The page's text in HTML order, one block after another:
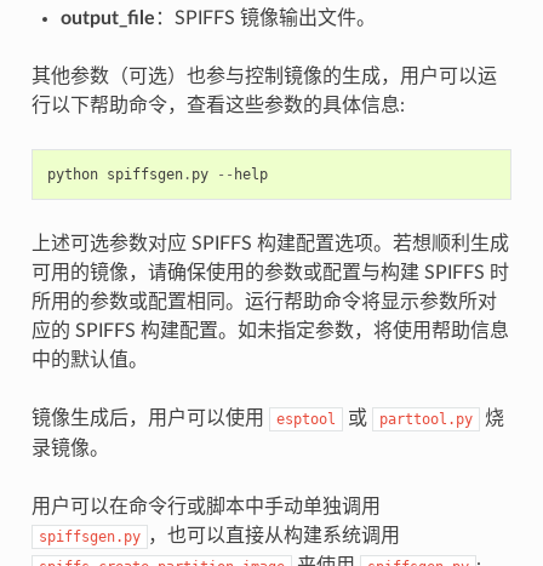
output_file ：SPIFFS 镜像输出文件。
其他参数（可选）也参与控制镜像的生成，用户可以运
行以下帮助命令，查看这些参数的具体信息:
python spiffsgen. py -- help
上述可选参数对应 SPIFFS 构建配置选项。若想顺利生成
可用的镜像，请确保使用的参数或配置与构建 SPIFFS 时
所用的参数或配置相同。运行帮助命令将显示参数所对
应的 SPIFFS 构建配置。如未指定参数，将使用帮助信息
中的默认值。
镜像生成后，用户可以使用 esptool 或 parttool.py
烧
录镜像。
用户可以在命令行或脚本中手动单独调用
spiffsgen.py ，也可以直接从构建系统调用